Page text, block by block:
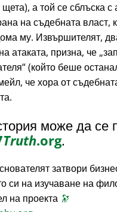
а той се сблъска с
на съдебната
му. Извършителят,
атаката, призна, че
(който беше
че хора от
може да се
Truth.org.
затвори
си на изучаване на
на проекта 🔭